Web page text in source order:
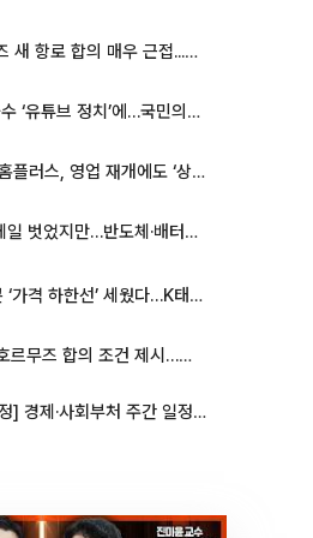
이란 “호르무즈 새 항로 합의 매우 근접...미국 배상 먼저”
우성빈 기장군수 ‘유튜브 정치’에…국민의힘 군의원들 집단 반발
‘회생 D-3주’ 홈플러스, 영업 재개에도 ‘상품 공급망’ 복구가 생존 관건
‘한국판 IRA’ 베일 벗었지만…반도체·배터리 업계 “시행령이 관건”
美 폴리실리콘 ‘가격 하한선’ 세웠다…K태양광 수혜 기대
이란, 미국에 호르무즈 합의 조건 제시…美 “경기 아직 안 끝나” [종합]
[정부 주요 일정] 경제·사회부처 주간 일정 (8월 10일 ~ 8월 14일)